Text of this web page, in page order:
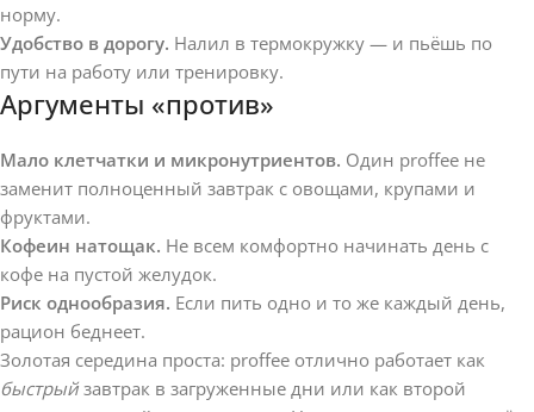
норму.
Удобство в дорогу. Налил в термокружку — и пьёшь по
пути на работу или тренировку.
Аргументы «против»
Мало клетчатки и микронутриентов. Один proffee не
заменит полноценный завтрак с овощами, крупами и
фруктами.
Кофеин натощак. Не всем комфортно начинать день с
кофе на пустой желудок.
Риск однообразия. Если пить одно и то же каждый день,
рацион беднеет.
Золотая середина проста: proffee отлично работает как
быстрый завтрак в загруженные дни или как второй